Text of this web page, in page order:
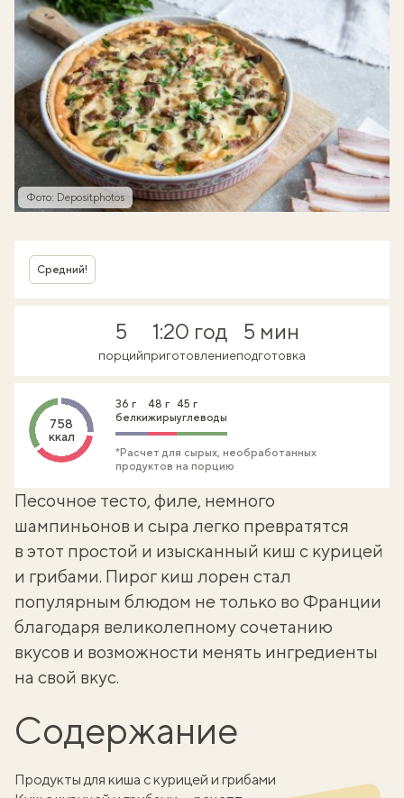
Фото: Depositphotos
Средний!
5
порций
1:20 год
приготовление
5 мин
подготовка
758
ккал
36 г
белки
48 г
жиры
45 г
углеводы
*Расчет для сырых, необработанных
продуктов на порцию
Песочное тесто, филе, немного
шампиньонов и сыра легко превратятся
в этот простой и изысканный киш с курицей
и грибами. Пирог киш лорен стал
популярным блюдом не только во Франции
благодаря великолепному сочетанию
вкусов и возможности менять ингредиенты
на свой вкус.
Содержание
Продукты для киша с курицей и грибами